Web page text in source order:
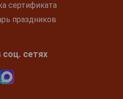
сертификата
праздников
сетях